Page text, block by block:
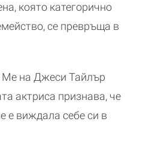
която категорично
се превръща в
Me на Джеси Тайлър
актриса признава, че
е виждала себе си в